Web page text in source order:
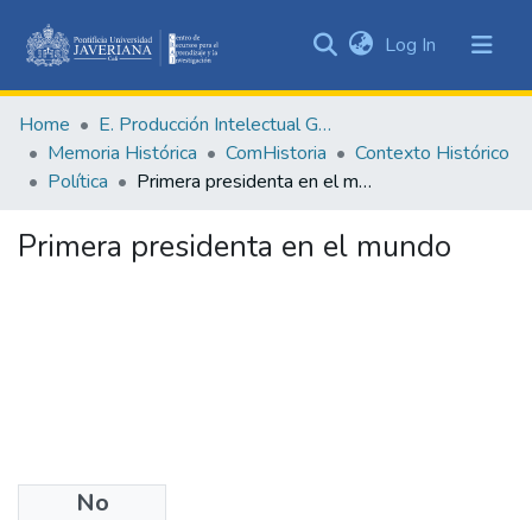
&
Collections
All of DSpace
Statistics
Log In (current)
Home
E. Producción Intelectual General
Memoria Histórica
ComHistoria
Contexto Histórico
Política
Primera presidenta en el mundo
Primera presidenta en el mundo
No